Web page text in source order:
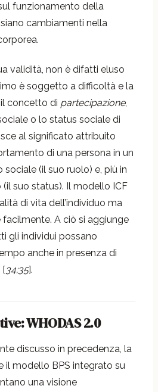
funzionamento della
cambiamenti nella
validità, non è difatti eluso
è soggetto a difficoltà e la
concetto di partecipazione,
o lo status sociale di
al significato attribuito
di una persona in un
(il suo ruolo) e, più in
suo status). Il modello ICF
di vita dell’individuo ma
A ciò si aggiunge
gli individui possano
anche in presenza di
[34;35].
WHODAS 2.0
discusso in precedenza, la
il modello BPS integrato su
una visione